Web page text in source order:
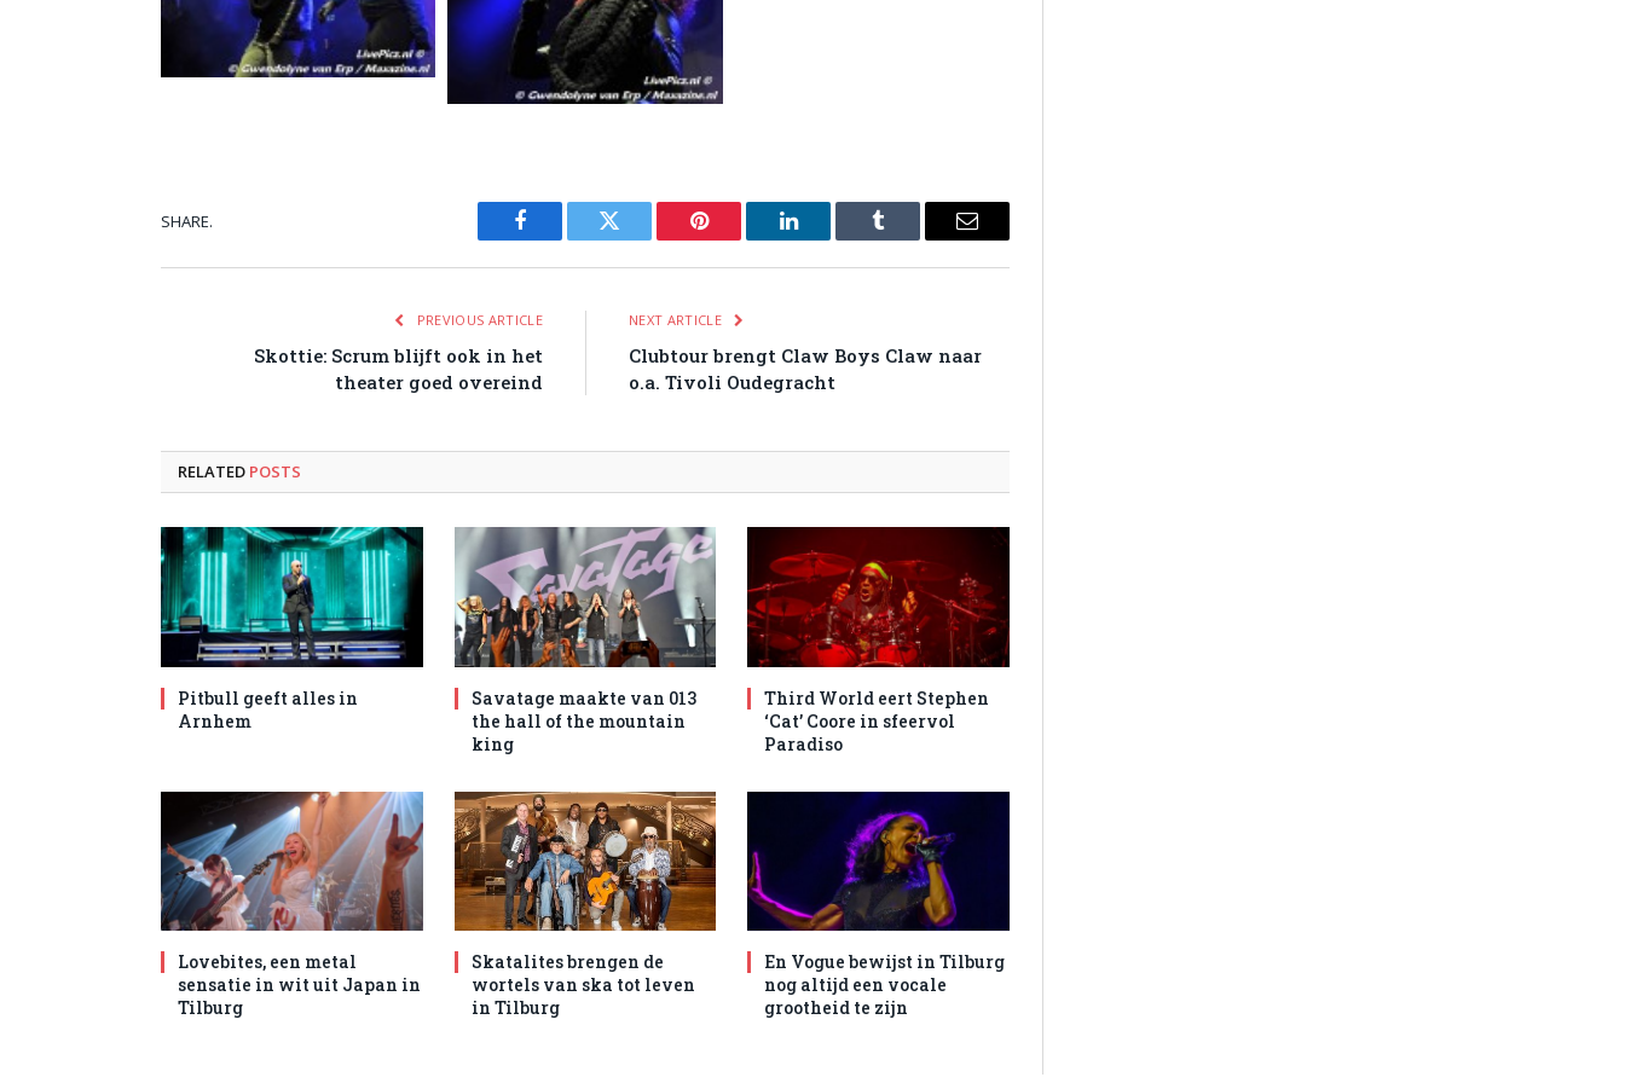
SHARE.
Facebook Twitter Pinterest LinkedIn Tumblr Email
PREVIOUS ARTICLE
Skottie: Scrum blijft ook in het
theater goed overeind
NEXT ARTICLE
Clubtour brengt Claw Boys Claw naar
o.a. Tivoli Oudegracht
RELATED POSTS
Pitbull geeft alles in
Arnhem
Savatage maakte van 013
the hall of the mountain
king
Third World eert Stephen
‘Cat’ Coore in sfeervol
Paradiso
Lovebites, een metal
sensatie in wit uit Japan in
Tilburg
Skatalites brengen de
wortels van ska tot leven
in Tilburg
En Vogue bewijst in Tilburg
nog altijd een vocale
grootheid te zijn